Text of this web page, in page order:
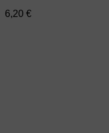
6,20 €